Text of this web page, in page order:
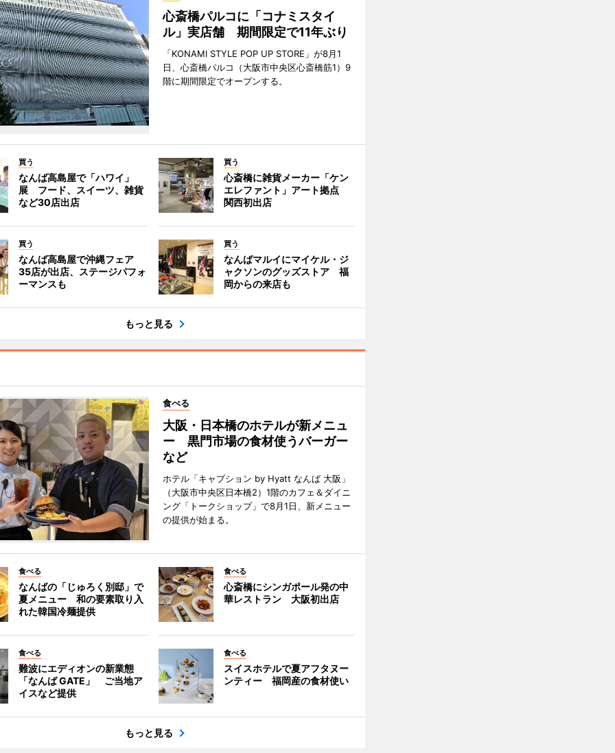
心斎橋パルコに「コナミスタイ
ル」実店舗 期間限定で11年ぶり
「KONAMI STYLE POP UP STORE」が8月1
日、心斎橋パルコ（大阪市中央区心斎橋筋1）9
階に期間限定でオープンする。
買う
なんば高島屋で「ハワイ」
展 フード、スイーツ、雑貨
など30店出店
買う
心斎橋に雑貨メーカー「ケン
エレファント」アート拠点
関西初出店
買う
なんば高島屋で沖縄フェア
35店が出店、ステージパフォ
ーマンスも
買う
なんばマルイにマイケル・ジ
ャクソンのグッズストア 福
岡からの来店も
もっと見る
食べる
大阪・日本橋のホテルが新メニュ
ー 黒門市場の食材使うバーガー
など
ホテル「キャプション by Hyatt なんば 大阪」
（大阪市中央区日本橋2）1階のカフェ＆ダイニ
ング「トークショップ」で8月1日、新メニュー
の提供が始まる。
食べる
なんばの「じゅろく別邸」で
夏メニュー 和の要素取り入
れた韓国冷麺提供
食べる
心斎橋にシンガポール発の中
華レストラン 大阪初出店
食べる
難波にエディオンの新業態
「なんば GATE」 ご当地ア
イスなど提供
食べる
スイスホテルで夏アフタヌー
ンティー 福岡産の食材使い
もっと見る